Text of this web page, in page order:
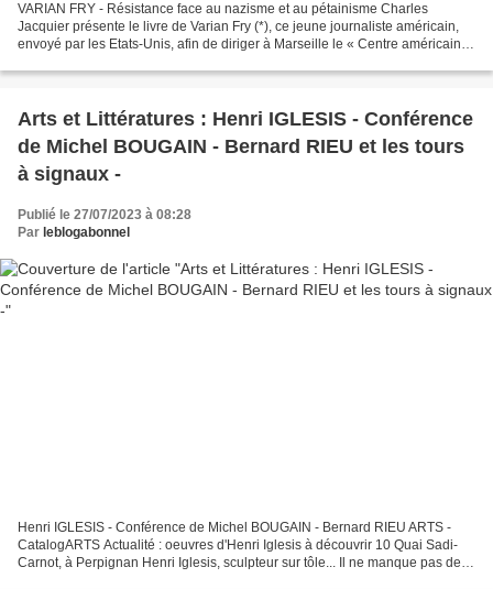
VARIAN FRY - Résistance face au nazisme et au pétainisme Charles
Jacquier présente le livre de Varian Fry (*), ce jeune journaliste américain,
envoyé par les Etats-Unis, afin de diriger à Marseille le « Centre américain
Arts et Littératures : Henri IGLESIS - Conférence
de Michel BOUGAIN - Bernard RIEU et les tours
à signaux -
Publié le 27/07/2023 à 08:28
Par leblogabonnel
Henri IGLESIS - Conférence de Michel BOUGAIN - Bernard RIEU ARTS -
CatalogARTS Actualité : oeuvres d'Henri Iglesis à découvrir 10 Quai Sadi-
Carnot, à Perpignan Henri Iglesis, sculpteur sur tôle... Il ne manque pas de